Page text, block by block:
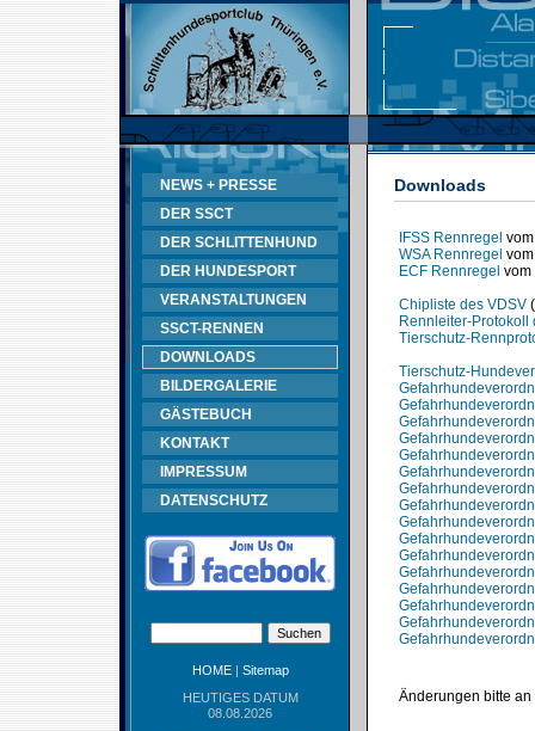
NEWS + PRESSE
DER SSCT
DER SCHLITTENHUND
DER HUNDESPORT
VERANSTALTUNGEN
SSCT-RENNEN
DOWNLOADS
BILDERGALERIE
GÄSTEBUCH
KONTAKT
IMPRESSUM
DATENSCHUTZ
HOME| Sitemap
HEUTIGES DATUM
08.08.2026
Downloads
IFSS Rennregel
WSA Rennregel
ECF Rennregel vom
Chipliste des VDSV
Rennleiter-Protokoll
Tierschutz-
Tierschutz-
Änderungen bitte an